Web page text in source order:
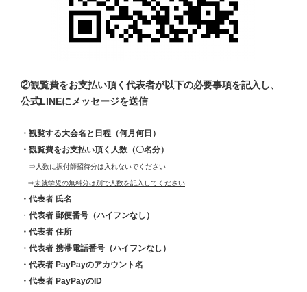
②観覧費をお支払い頂く代表者が以下の必要事項を記入し、
公式LINEにメッセージを送信
・観覧する大会名と日程（何月何日）
・観覧費をお支払い頂く人数（〇名分）
⇒ 人数に振付師招待分は入れないでください
⇒未就学児の無料分は別で人数を記入してください
・代表者 氏名
・ 代表者 郵便番号（ハイフンなし）
・代表者 住所
・代表者 携帯電話番号（ハイフンなし）
・代表者 PayPayのアカウント名
・代表者 PayPayのID